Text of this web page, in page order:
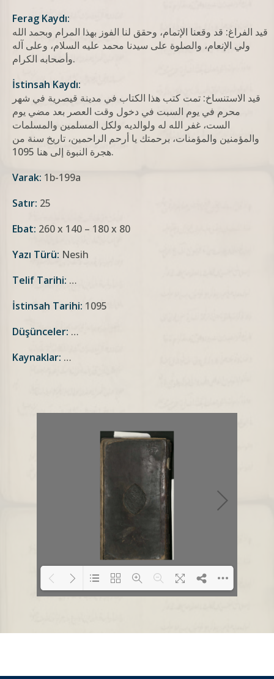
Ferag Kaydı:
قيد الفراغ: قد وقعنا الإتمام، وحقق لنا الفوز بهذا المرام وبحمد الله
ولي الإنعام، والصلوة على سيدنا محمد عليه السلام، وعلى آله
وأصحابه الكرام.
İstinsah Kaydı:
قيد الاستنساخ: تمت كتب هذا الكتاب في مدينة قيصرية في شهر
محرم في يوم السبت في دخول وقت العصر بعد مضي يوم
الست، غفر الله له ولوالديه ولكل المسلمين والمسلمات
والمؤمنين والمؤمنات، برحمتك يا أرحم الراحمين، تاريخ سنة من
هجرة النبوة إلى هنا 1095.
Varak: 1b-199a
Satır: 25
Ebat: 260 x 140 – 180 x 80
Yazı Türü: Nesih
Telif Tarihi: …
İstinsah Tarihi: 1095
Düşünceler: …
Kaynaklar: …